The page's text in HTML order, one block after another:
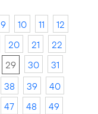
9 10 11
12
20 21
22
29 30
31
38 39
40
47 48
49